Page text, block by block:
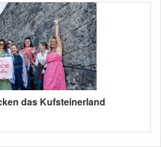
das Kufsteinerland